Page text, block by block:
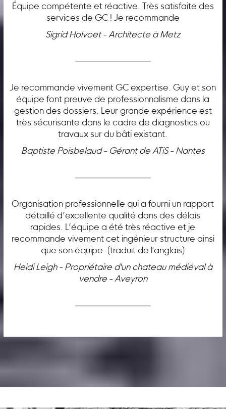
Équipe compétente et réactive. Très satisfaite des
services de GC ! Je recommande
Sigrid Holvoet - Architecte à Metz
Je recommande vivement GC expertise. Guy et son
équipe font preuve de professionnalisme dans la
gestion des dossiers. Leur grande expérience est
très sécurisante dans le cadre de diagnostics ou
travaux sur du bâti existant.
Baptiste Poisbelaud - Gérant de ATiS - Nantes
Organisation professionnelle qui a fourni un rapport
détaillé d’excellente qualité dans des délais
rapides. L’équipe a été très réactive et je
recommande vivement cet ingénieur structure ainsi
que son équipe. (traduit de l'anglais)
Heidi Leigh - Propriétaire d'un chateau médiéval à
vendre - Aveyron